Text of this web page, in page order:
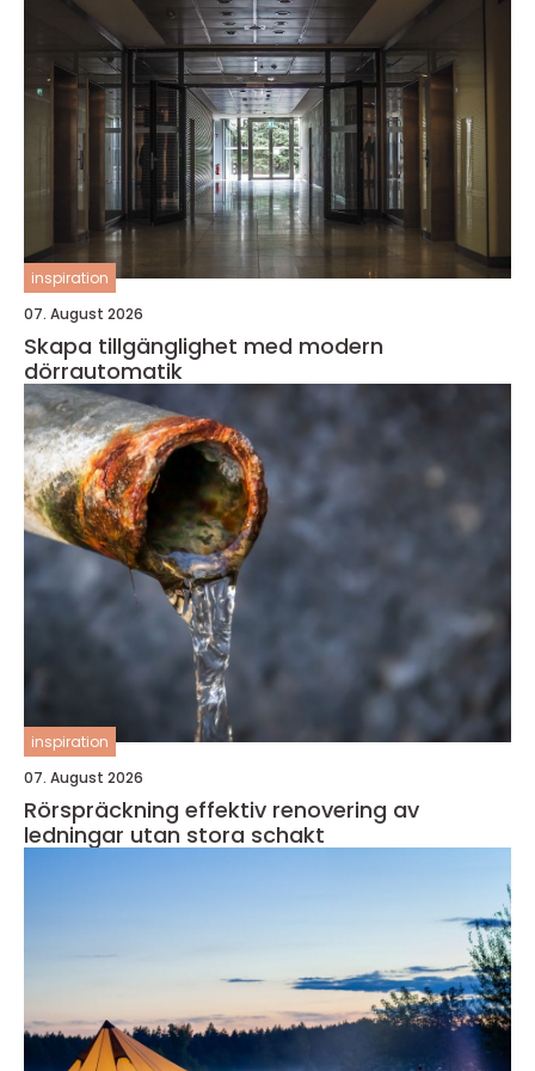
inspiration
07. August 2026
Skapa tillgänglighet med modern
dörrautomatik
inspiration
07. August 2026
Rörspräckning effektiv renovering av
ledningar utan stora schakt